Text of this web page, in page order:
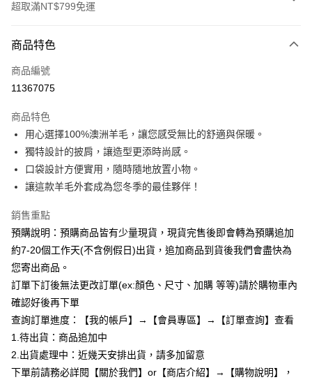
超取滿NT$799免運
信用卡一次付款
超商取貨付款
Apple Pay
街口支付
悠遊付
Google Pay
全支付
【關於「AFTEE先享後付」】
AFTEE先享後付是「在收到商品之後才付款」的支付方式。 讓您購物簡單
便利好安心！
１．簡單：不需註冊會員、不需綁卡、不需儲值。
２．便利：只要手機號碼，簡訊認證，即可結帳。
３．安心：先確認商品／服務後，再付款。
ATM付款
運送方式
全家付款取貨
每筆NT$85，滿NT$799(含以上)免運費
商品特色
商品編號
11367075
商品特色
用心選擇100%澳洲羊毛，讓您感受無比的舒適與保暖。
獨特設計的披肩，讓造型更添時尚感。
口袋設計方便實用，隨時隨地放置小物。
讓這款羊毛外套成為您冬季的最佳夥伴！
銷售重點
預購說明：預購商品皆有少量現貨，現貨完售後即會轉為預購追加
約7-20個工作天(不含例假日)出貨，追加商品到貨後我們會盡快為
您寄出商品。
訂單下訂後無法更改訂單(ex:顏色、尺寸、加購 等等)請於購物車內
確認好後再下單
查詢訂單進度：【我的帳戶】→【會員專區】→【訂單查詢】查看
1.待出貨：商品追加中
2.出貨處理中：近幾天安排出貨，請多加留意
下單前請務必詳閱【關於我們】or【商店介紹】→【購物說明】，